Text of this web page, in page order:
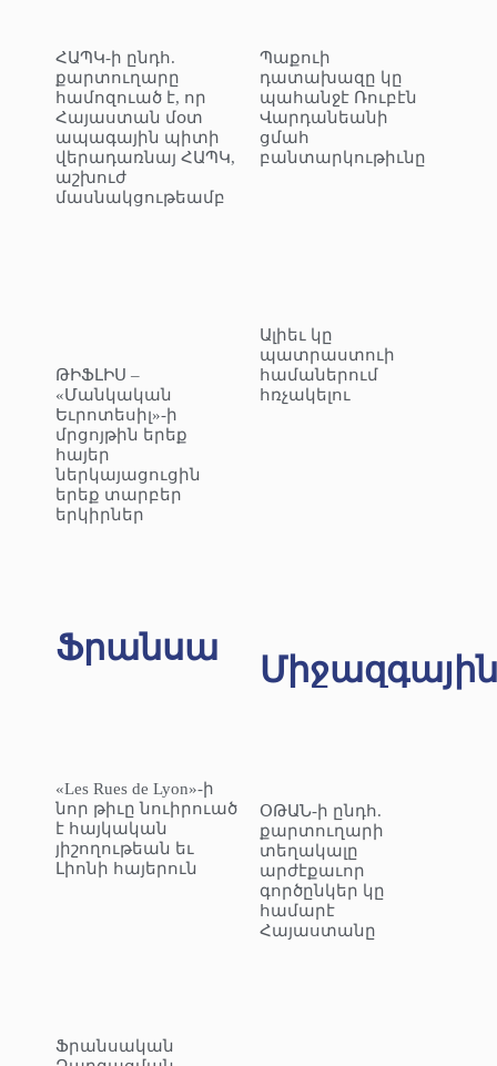
ՀԱՊԿ-ի ընդհ.
քարտուղարը
համոզուած է, որ
Հայաստան մօտ
ապագային պիտի
վերադառնայ ՀԱՊԿ,
աշխուժ
մասնակցութեամբ
ԹԻՖԼԻՍ –
«Մանկական
Եւրոտեսիլ»-ի
մրցոյթին երեք
հայեր
ներկայացուցին
երեք տարբեր
երկիրներ
Պաքուի
դատախազը կը
պահանջէ Ռուբէն
Վարդանեանի
ցմահ
բանտարկութիւնը
Ալիեւ կը
պատրաստուի
համաներում
հռչակելու
Ֆրանսա
«Les Rues de Lyon»-ի
նոր թիւը նուիրուած
է հայկական
յիշողութեան եւ
Լիոնի հայերուն
Ֆրանսական
Միջազգային
ՕԹԱՆ-ի ընդհ.
քարտուղարի
տեղակալը
արժէքաւոր
գործընկեր կը
համարէ
Հայաստանը